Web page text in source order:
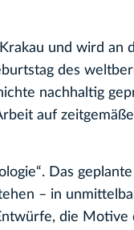
und wird an
des
nachhaltig
auf zeitgemäße
Das
– in
die Motive